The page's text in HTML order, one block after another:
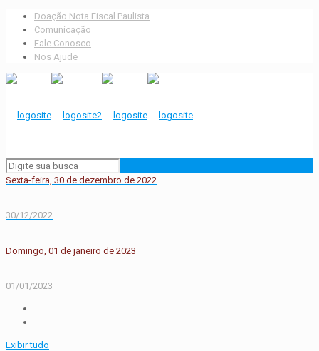
Doação Nota Fiscal Paulista
Comunicação
Fale Conosco
Nos Ajude
Sexta-feira, 30 de dezembro de 2022
30/12/2022
Domingo, 01 de janeiro de 2023
01/01/2023
Exibir tudo